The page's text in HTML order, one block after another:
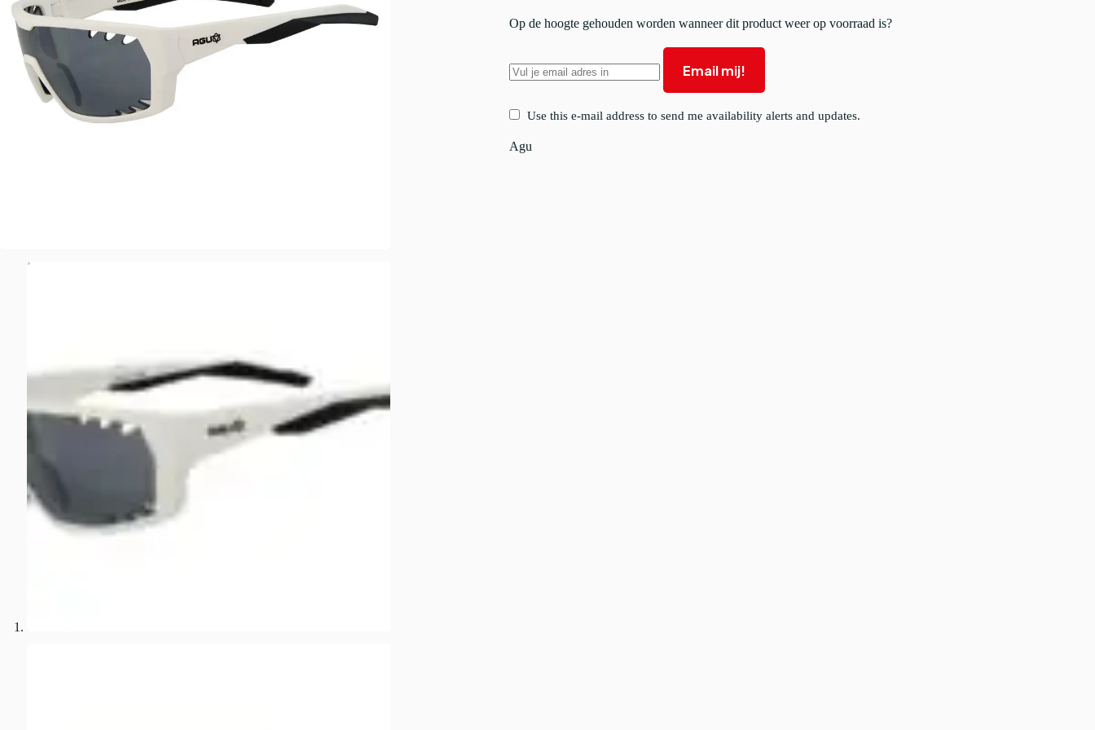
Op de hoogte gehouden worden wanneer dit product weer op voorraad is?
Email mij!
Use this e-mail address to send me availability alerts and updates.
Agu